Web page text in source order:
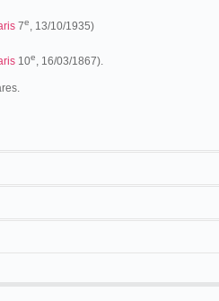
7e, 13/10/1935)
10e, 16/03/1867).